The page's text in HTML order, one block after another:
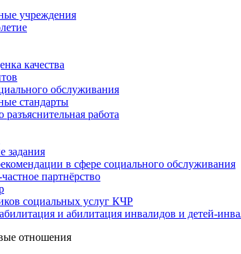
учреждения
качества
обслуживания
стандарты
работа
задания
в сфере социального обслуживания
партнёрство
социальных услуг КЧР
и абилитация инвалидов и детей-
отношения